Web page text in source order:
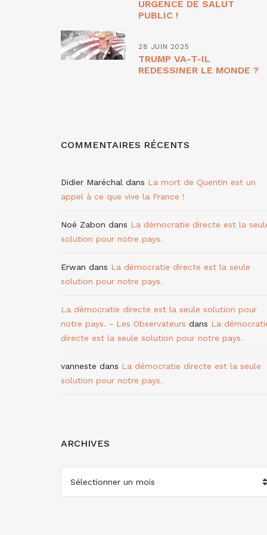
URGENCE DE SALUT
PUBLIC !
28 JUIN 2025
TRUMP VA-T-IL
REDESSINER LE MONDE ?
COMMENTAIRES RÉCENTS
Didier Maréchal dans La mort de Quentin est un
appel à ce que vive la France !
Noé Zabon dans La démocratie directe est la
solution pour notre pays.
Erwan dans La démocratie directe est la seule
solution pour notre pays.
La démocratie directe est la seule solution pour
notre pays. - Les Observateurs dans La
directe est la seule solution pour notre pays.
vanneste dans La démocratie directe est la seule
solution pour notre pays.
ARCHIVES
ARCHIVES